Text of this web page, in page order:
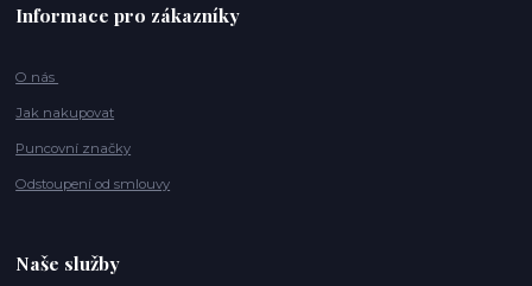
Informace pro zákazníky
O nás
Jak nakupovat
Puncovní značky
Odstoupení od smlouvy
Naše služby